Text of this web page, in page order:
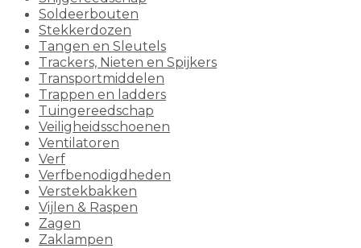
Soldeerbouten
Stekkerdozen
Tangen en Sleutels
Trackers, Nieten en Spijkers
Transportmiddelen
Trappen en ladders
Tuingereedschap
Veiligheidsschoenen
Ventilatoren
Verf
Verfbenodigdheden
Verstekbakken
Vijlen & Raspen
Zagen
Zaklampen